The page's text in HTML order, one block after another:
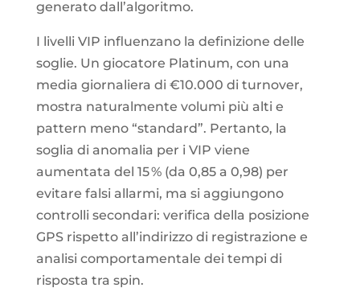
generato dall’algoritmo.
I livelli VIP influenzano la definizione delle
soglie. Un giocatore Platinum, con una
media giornaliera di €10.000 di turnover,
mostra naturalmente volumi più alti e
pattern meno “standard”. Pertanto, la
soglia di anomalia per i VIP viene
aumentata del 15 % (da 0,85 a 0,98) per
evitare falsi allarmi, ma si aggiungono
controlli secondari: verifica della posizione
GPS rispetto all’indirizzo di registrazione e
analisi comportamentale dei tempi di
risposta tra spin.